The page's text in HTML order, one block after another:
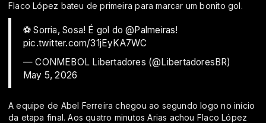
Flaco López bateu de primeira para marcar um bonito gol.
⚽ Sorria, Sosa! É gol do@Palmeiras!
pic.twitter.com/31jEyKA7WC
— CONMEBOL Libertadores (@LibertadoresBR)
May 5, 2026
A equipe de Abel Ferreira chegou ao segundo logo no início
da etapa final. Aos quatro minutos Arias achou Flaco López